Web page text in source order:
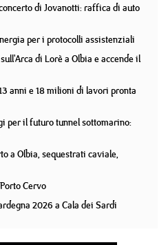
di Jovanotti: raffica di auto
per i protocolli assistenziali
di Lorè a Olbia e accende il
anni e 18 milioni di lavori pronta
per il futuro tunnel sottomarino:
a Olbia, sequestrati caviale,
Cervo
2026 a Cala dei Sardi